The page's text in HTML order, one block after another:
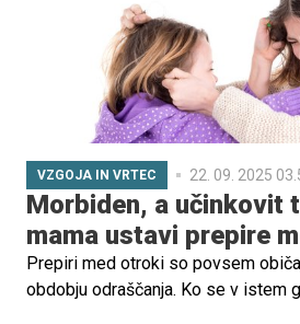
VZGOJA IN VRTEC 22. 09. 2025
Morbiden, a učinkovit
mama ustavi prepire
Prepiri med otroki so povsem
obdobju odraščanja. Ko se v istem